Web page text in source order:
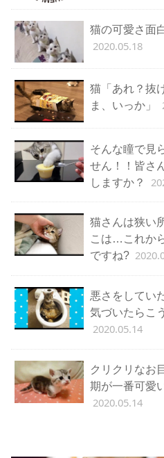
猫の可愛さ面
2020.05.18
猫「あれ？抜
ま、いっか」
そんな瞳で見
せん！！皆さ
しますか？
猫さんは狭い
こは…これか
ですね?
悪さをしてい
気づいたらこ
2020.05.14
クリクリなお
期が一番可愛
2020.05.14